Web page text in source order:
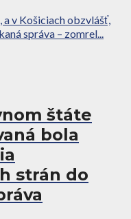
a v Košiciach obzvlášť,
správa – zomrel...
štáte
bola
strán do